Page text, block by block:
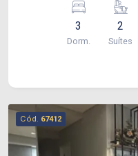
privacidade e comodidade. Conta
planejada, sala de
criando ambientes
3
Dorm.
2
Suítes
Cód. 67412